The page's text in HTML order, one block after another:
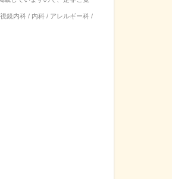
鏡内科 / 内科 / アレルギー科 /